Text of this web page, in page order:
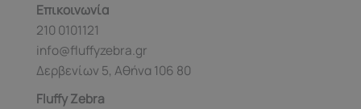
Επικοινωνία
210 0101121
info@fluffyzebra.gr
Δερβενίων 5, Αθήνα 106 80
Fluffy Zebra